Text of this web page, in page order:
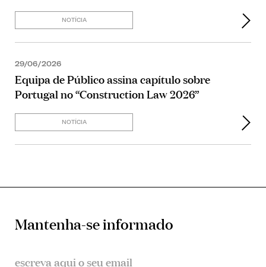
NOTÍCIA
29/06/2026
Equipa de Público assina capítulo sobre
Portugal no “Construction Law 2026”
NOTÍCIA
Mantenha-se informado